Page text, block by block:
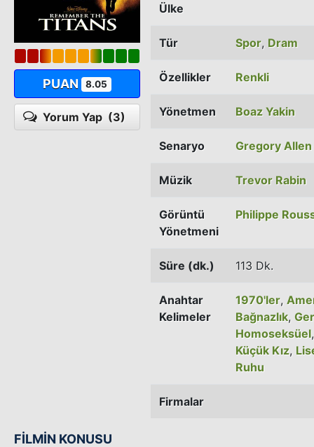
PUAN 8.05
Yorum Yap (3)
Ülke
Tür Spor, Dram
Özellikler Renkli
Yönetmen Boaz Yakin
Senaryo Gregory
Müzik Trevor Rabin
Görüntü
Yönetmeni
Philippe
Süre (dk.) 113 Dk.
Anahtar
Kelimeler
1970'ler,
Bağnazlık,
Homoseksüel
Küçük Kız,
Ruhu
Firmalar
FİLMİN KONUSU